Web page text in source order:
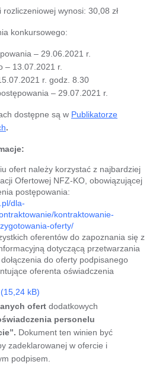
wynosi: 30,08 zł
konkursowego:
– 29.06.2021 r.
– 13.07.2021 r.
r. godz. 8.30
– 29.07.2021 r.
dostępne są w Publikatorze
.
ofert należy korzystać z najbardziej
Ofertowej NFZ-KO, obowiązującej
postępowania:
dla-
kontraktowanie-
oferty/
oferentów do zapoznania się z
dotyczącą przetwarzania
do oferty podpisanego
oferenta oświadczenia
ofert dodatkowych
personelu
Dokument ten winien być
zadeklarowanej w ofercie i
podpisem.